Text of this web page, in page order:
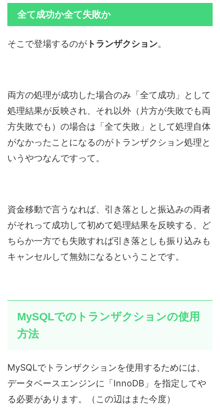
全て成功か全て失敗か
そこで登場するのが トランザクション。
両方の処理が成功した場合のみ「全て成功」として
処理結果が反映され、それ以外（片方が失敗でも両
方失敗でも）の場合は「全て失敗」として処理自体
がなかったことになるのがトランザクション処理と
いうやつなんですって。
資金移動で言うなれば、引き落としと振込みの両者
がそれって成功して初めて処理結果を反映する、ど
ちらか一方でも失敗すれば引き落としも振り込みも
キャンセルして無効になるということです。
MySQLでのトランザクションの使用
方法
MySQLでトランザクションを使用するためには、
データベースエンジンに「InnoDB」を指定してや
る必要があります。（この辺はまた今度）